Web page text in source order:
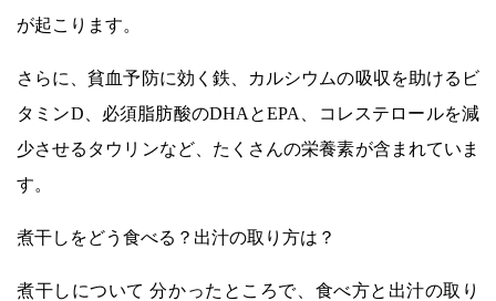
が起こります。
さらに、貧血予防に効く鉄、カルシウムの吸収を助けるビ
タミンD、必須脂肪酸のDHAとEPA、コレステロールを減
少させるタウリンなど、たくさんの栄養素が含まれていま
す。
煮干しをどう食べる？出汁の取り方は？
煮干しについて 分かったところで、食べ方と出汁の取り